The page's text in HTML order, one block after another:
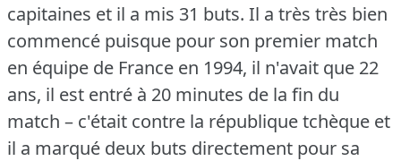
capitaines et il a mis 31 buts. Il a très très bien
commencé puisque pour son premier match
en équipe de France en 1994, il n'avait que 22
ans, il est entré à 20 minutes de la fin du
match – c'était contre la république tchèque et
il a marqué deux buts directement pour sa